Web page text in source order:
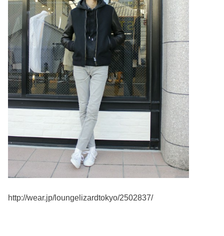
http://wear.jp/loungelizardtokyo/2502837/